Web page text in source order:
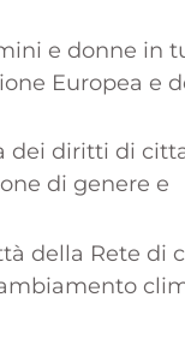
e donne in
Europea e
dei diritti di
di genere e
della Rete di